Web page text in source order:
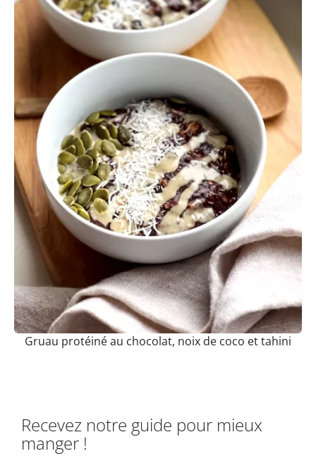
Gruau protéiné au chocolat, noix de coco et tahini
Recevez notre guide pour mieux
manger !